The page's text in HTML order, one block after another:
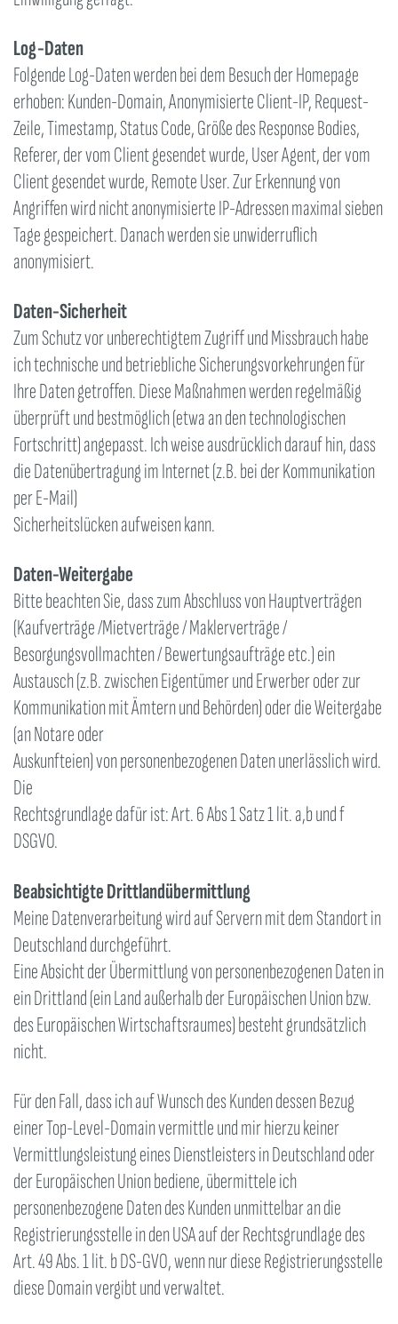
Log-Daten
Folgende Log-Daten werden bei dem Besuch der Homepage
erhoben: Kunden-Domain, Anonymisierte Client-IP, Request-
Zeile, Timestamp, Status Code, Größe des Response Bodies,
Referer, der vom Client gesendet wurde, User Agent, der vom
Client gesendet wurde, Remote User. Zur Erkennung von
Angriffen wird nicht anonymisierte IP-Adressen maximal sieben
Tage gespeichert. Danach werden sie unwiderruflich
anonymisiert.
Daten-Sicherheit
Zum Schutz vor unberechtigtem Zugriff und Missbrauch habe
ich technische und betriebliche Sicherungsvorkehrungen für
Ihre Daten getroffen. Diese Maßnahmen werden regelmäßig
überprüft und bestmöglich (etwa an den technologischen
Fortschritt) angepasst. Ich weise ausdrücklich darauf hin, dass
die Datenübertragung im Internet (z.B. bei der Kommunikation
per E-Mail)
Sicherheitslücken aufweisen kann.
Daten-Weitergabe
Bitte beachten Sie, dass zum Abschluss von Hauptverträgen
(Kaufverträge /Mietverträge / Maklerverträge /
Besorgungsvollmachten / Bewertungsaufträge etc.) ein
Austausch (z.B. zwischen Eigentümer und Erwerber oder zur
Kommunikation mit Ämtern und Behörden) oder die Weitergabe
(an Notare oder
Auskunfteien) von personenbezogenen Daten unerlässlich wird.
Die
Rechtsgrundlage dafür ist: Art. 6 Abs 1 Satz 1 lit. a,b und f
DSGVO.
Beabsichtigte Drittlandübermittlung
Meine Datenverarbeitung wird auf Servern mit dem Standort in
Deutschland durchgeführt.
Eine Absicht der Übermittlung von personenbezogenen Daten in
ein Drittland (ein Land außerhalb der Europäischen Union bzw.
des Europäischen Wirtschaftsraumes) besteht grundsätzlich
nicht.
Für den Fall, dass ich auf Wunsch des Kunden dessen Bezug
einer Top-Level-Domain vermittle und mir hierzu keiner
Vermittlungsleistung eines Dienstleisters in Deutschland oder
der Europäischen Union bediene, übermittele ich
personenbezogene Daten des Kunden unmittelbar an die
Registrierungsstelle in den USA auf der Rechtsgrundlage des
Art. 49 Abs. 1 lit. b DS-GVO, wenn nur diese Registrierungsstelle
diese Domain vergibt und verwaltet.